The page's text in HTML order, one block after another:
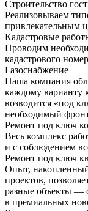
Строительство
Реализовываем
привлекательным
Кадастровые
Проводим
кадастрового
Газоснабжение
Наша компания
каждому варианту
возводится «под
необходимый
Ремонт под ключ
Весь комплекс
и с соблюдением
Ремонт под ключ
Опыт,
проектов,
разные объекты —
в премиальных